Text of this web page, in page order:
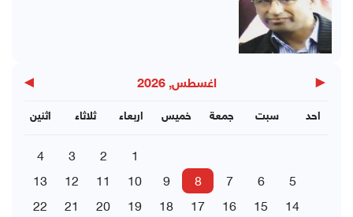
◀ اغسطس, 2026 ▶
اثنين ثلاثاء اربعاء خميس جمعة سبت احد
1
2
3
4
5
6
7
8
9
10
11
12
13
14
15
16
17
18
19
20
21
22